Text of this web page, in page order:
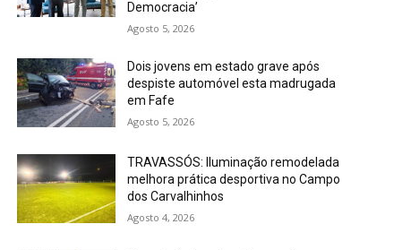
Democracia’
Agosto 5, 2026
Dois jovens em estado grave após
despiste automóvel esta madrugada
em Fafe
Agosto 5, 2026
TRAVASSÓS: Iluminação remodelada
melhora prática desportiva no Campo
dos Carvalhinhos
Agosto 4, 2026